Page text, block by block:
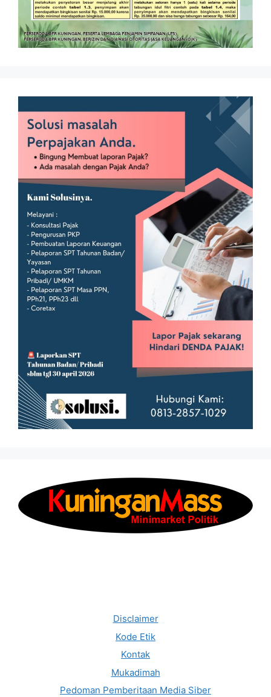
Disclaimer
Kode Etik
Kontak
Mukadimah
Pedoman Pemberitaan Media Siber